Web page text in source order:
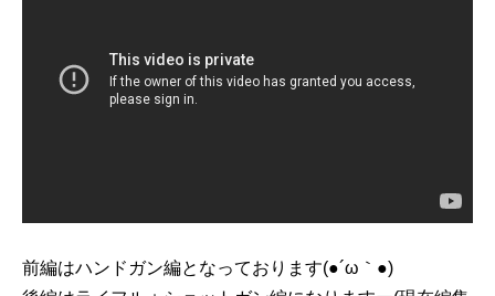
前編はハンドガン編となっております(●´ω｀●)